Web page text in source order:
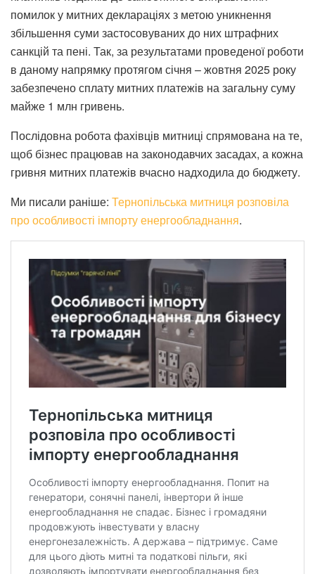
помилок у митних деклараціях з метою уникнення
збільшення суми застосовуваних до них штрафних
санкцій та пені. Так, за результатами проведеної роботи
в даному напрямку протягом січня – жовтня 2025 року
забезпечено сплату митних платежів на загальну суму
майже 1 млн гривень.
Послідовна робота фахівців митниці спрямована на те,
щоб бізнес працював на законодавчих засадах, а кожна
гривня митних платежів вчасно надходила до бюджету.
Ми писали раніше: Тернопільська митниця розповіла
про особливості імпорту енергообладнання.